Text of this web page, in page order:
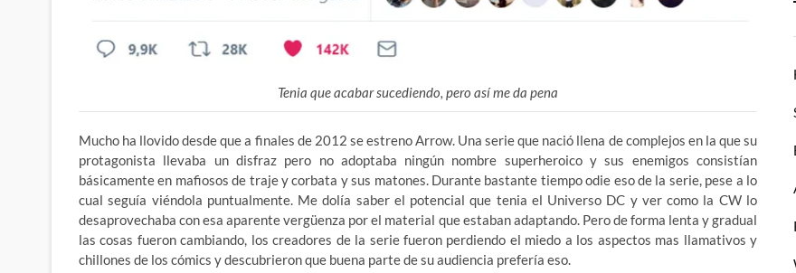
Tenia que acabar sucediendo, pero así me da pena
Mucho ha llovido desde que a finales de 2012 se estreno Arrow. Una serie que nació llena de complejos en la que su
protagonista llevaba un disfraz pero no adoptaba ningún nombre superheroico y sus enemigos consistían
básicamente en mafiosos de traje y corbata y sus matones. Durante bastante tiempo odie eso de la serie, pese a lo
cual seguía viéndola puntualmente. Me dolía saber el potencial que tenia el Universo DC y ver como la CW lo
desaprovechaba con esa aparente vergüenza por el material que estaban adaptando. Pero de forma lenta y gradual
las cosas fueron cambiando, los creadores de la serie fueron perdiendo el miedo a los aspectos mas llamativos y
chillones de los cómics y descubrieron que buena parte de su audiencia prefería eso.